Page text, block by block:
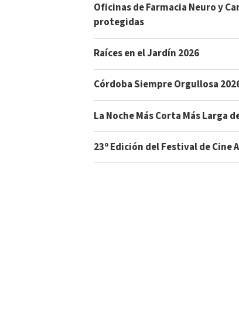
Oficinas de Farmacia Neuro y
protegidas
Raíces en el Jardín 2026
Córdoba Siempre Orgullosa
La Noche Más Corta Más Larga
23º Edición del Festival de Cine